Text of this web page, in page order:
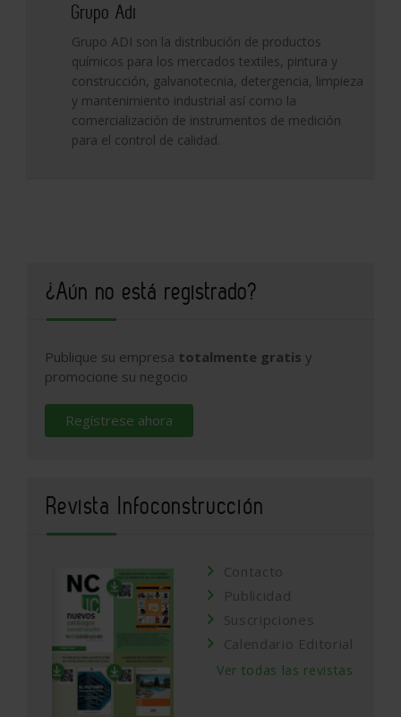
Grupo Adi
Grupo ADI son la distribución de productos
químicos para los mercados textiles, pintura y
construcción, galvanotecnia, detergencia, limpieza
y mantenimiento industrial así como la
comercialización de instrumentos de medición
para el control de calidad.
¿Aún no está registrado?
Publique su empresa totalmente gratis y
promocione su negocio
Regístrese ahora
Revista Infoconstrucción
Contacto
Publicidad
Suscripciones
Calendario Editorial
Ver todas las revistas